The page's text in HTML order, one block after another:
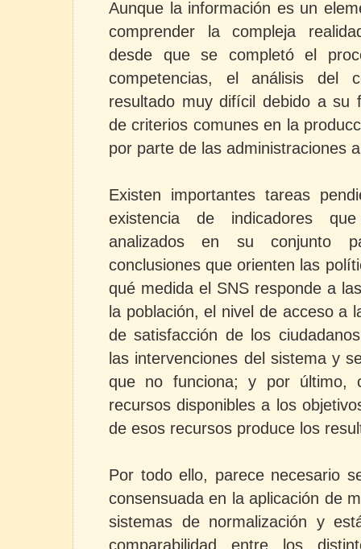
Aunque la información es un
comprender la compleja
desde que se completó el
competencias, el análisis del
resultado muy difícil debido a su
de criterios comunes en la
por parte de las administraciones
Existen importantes tareas
existencia de indicadores
analizados en su conjunto
conclusiones que orienten las
qué medida el SNS responde a
la población, el nivel de acceso a
de satisfacción de los
las intervenciones del sistema y
que no funciona; y por último,
recursos disponibles a los
de esos recursos produce los
Por todo ello, parece necesario
consensuada en la aplicación de
sistemas de normalización y
comparabilidad entre los